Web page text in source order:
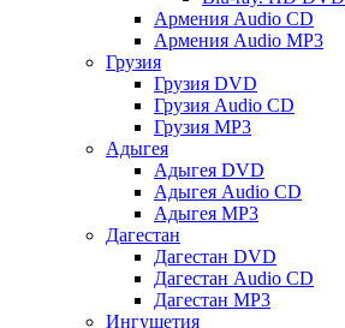
Армения Audio CD
Армения Audio MP3
Грузия
Грузия DVD
Грузия Audio CD
Грузия MP3
Адыгея
Адыгея DVD
Адыгея Audio CD
Адыгея MP3
Дагестан
Дагестан DVD
Дагестан Audio CD
Дагестан MP3
Ингушетия